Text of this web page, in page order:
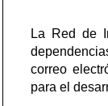
La Red de
correo
para el